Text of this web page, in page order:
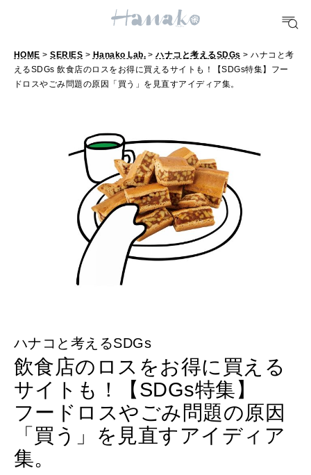
どこ行く？
FORTUNE
明日のわたし
[12星座別] Monthly Love Holoscope
女神まり愛のタロットメッセージ
算命学がわかる今月のあなた
HEALTH
自分にやさしく
LEARN
知る、考える
SUSTAINABLE
わたしができること
CULTURE
自分を耕す
HOME >SERIES > Hanako Lab. >ハナコと考えるSDGs > ハナコと考
えるSDGs 飲食店のロスをお得に買えるサイトも！【SDGs特集】フー
ドロスやごみ問題の原因「買う」を見直すアイディア集。
ハナコと考えるSDGs
飲食店のロスをお得に買える
サイトも！【SDGs特集】
フードロスやごみ問題の原因
「買う」を見直すアイディア
集。